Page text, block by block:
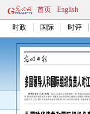
首页 English
时政 国际 时评